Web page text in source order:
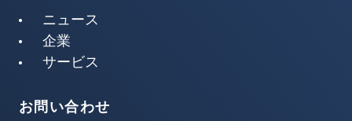
ニュース
企業
サービス
お問い合わせ